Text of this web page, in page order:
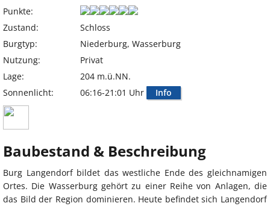
Punkte:
Zustand:
Schloss
Burgtyp:
Niederburg, Wasserburg
Nutzung:
Privat
Lage:
204 m.ü.NN.
Sonnenlicht:
06:16-21:01 Uhr Info
Baubestand & Beschreibung
Burg Langendorf bildet das westliche Ende des gleichnamigen
Ortes. Die Wasserburg gehört zu einer Reihe von Anlagen, die
das Bild der Region dominieren. Heute befindet sich Langendorf